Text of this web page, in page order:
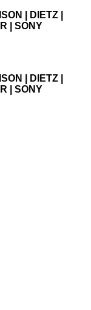
| DIETZ |
| SONY
| DIETZ |
| SONY